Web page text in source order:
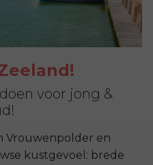
voor jong &
Vrouwenpolder en
kustgevoel: brede